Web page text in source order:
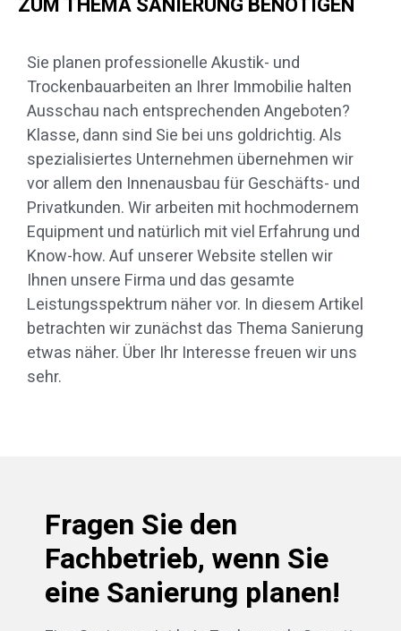
Sie planen professionelle Akustik- und
Trockenbauarbeiten an Ihrer Immobilie halten
Ausschau nach entsprechenden Angeboten?
Klasse, dann sind Sie bei uns goldrichtig. Als
spezialisiertes Unternehmen übernehmen wir
vor allem den Innenausbau für Geschäfts- und
Privatkunden. Wir arbeiten mit hochmodernem
Equipment und natürlich mit viel Erfahrung und
Know-how. Auf unserer Website stellen wir
Ihnen unsere Firma und das gesamte
Leistungsspektrum näher vor. In diesem Artikel
betrachten wir zunächst das Thema Sanierung
etwas näher. Über Ihr Interesse freuen wir uns
sehr.
Fragen Sie den
Fachbetrieb, wenn Sie
eine Sanierung planen!